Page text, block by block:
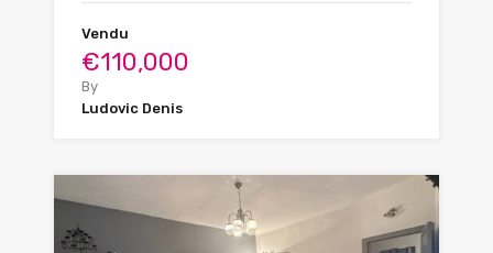
Vendu
€110,000
By
Ludovic Denis